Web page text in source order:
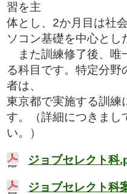
習を主
体とし、2か月目は社
ソコン基礎を中心とし
また訓練修了後、唯
る科目です。特定分野
者は、
東京都で実施する訓練
す。（詳細につきまし
い。）
ジョブセレクト科
ジョブセレクト科